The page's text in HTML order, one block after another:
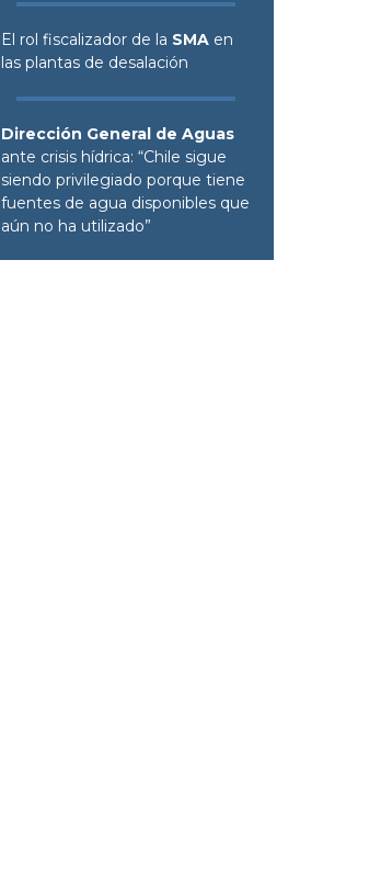
El rol fiscalizador de la SMA en
las plantas de desalación
Dirección General de Aguas
ante crisis hídrica: “Chile sigue
siendo privilegiado porque tiene
fuentes de agua disponibles que
aún no ha utilizado”